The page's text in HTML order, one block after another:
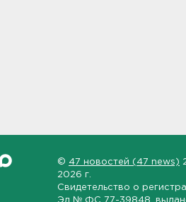
© 47 новостей (47 news)
2026 г.
Свидетельство о
Эл № ФС 77-39848 ,